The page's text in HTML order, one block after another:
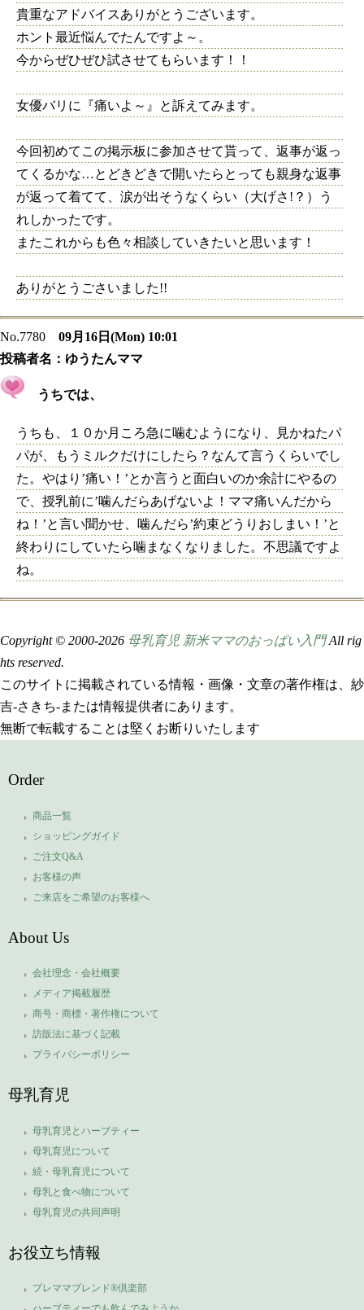
貴重なアドバイスありがとうございます。
ホント最近悩んでたんですよ～。
今からぜひぜひ試させてもらいます！！
女優バリに『痛いよ～』と訴えてみます。
今回初めてこの掲示板に参加させて貰って、返事が返っ
てくるかな…とどきどきで開いたらとっても親身な返事
が返って着てて、涙が出そうなくらい（大げさ!？）う
れしかったです。
またこれからも色々相談していきたいと思います！
ありがとうごさいました!!
No.7780
09月16日(Mon) 10:01
投稿者名： ゆうたんママ
うちでは、
うちも、１０か月ころ急に噛むようになり、見かねたパ
パが、もうミルクだけにしたら？なんて言うくらいでし
た。やはり’痛い！’とか言うと面白いのか余計にやるの
で、授乳前に’噛んだらあげないよ！ママ痛いんだから
ね！’と言い聞かせ、噛んだら’約束どうりおしまい！’と
終わりにしていたら噛まなくなりました。不思議ですよ
ね。
Copyright © 2000-2026 母乳育児 新米ママのおっぱい入門All rig
hts reserved.
このサイトに掲載されている情報・画像・文章の著作権は、紗
吉-さきち-または情報提供者にあります。
無断で転載することは堅くお断りいたします
Order
商品一覧
ショッピングガイド
ご注文Q&A
お客様の声
ご来店をご希望のお客様へ
About Us
会社理念・会社概要
メディア掲載履歴
商号・商標・著作権について
訪販法に基づく記載
プライバシーポリシー
母乳育児
母乳育児とハーブティー
母乳育児について
続・母乳育児について
母乳と食べ物について
母乳育児の共同声明
お役立ち情報
プレママブレンド®倶楽部